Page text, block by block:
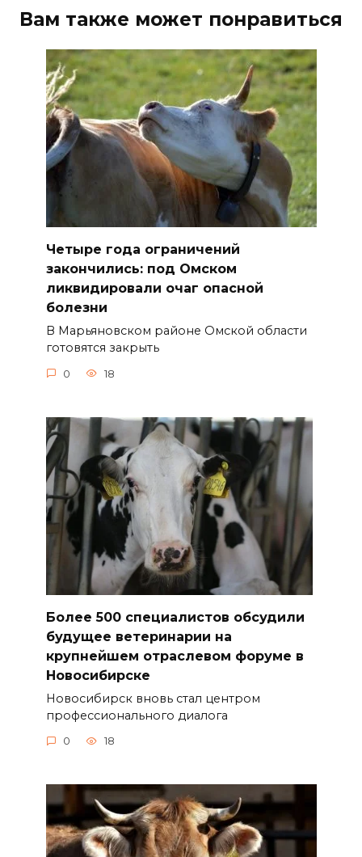
Вам также может понравиться
Четыре года ограничений
закончились: под Омском
ликвидировали очаг опасной
болезни
В Марьяновском районе Омской области
готовятся закрыть
0 18
Более 500 специалистов обсудили
будущее ветеринарии на
крупнейшем отраслевом форуме в
Новосибирске
Новосибирск вновь стал центром
профессионального диалога
0 18